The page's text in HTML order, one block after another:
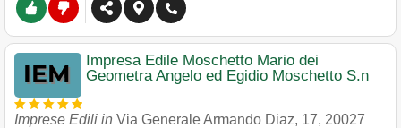
Impresa Edile Moschetto Mario dei
Geometra Angelo ed Egidio Moschetto S.n
Imprese Edili in Via Generale Armando Diaz, 17, 20027